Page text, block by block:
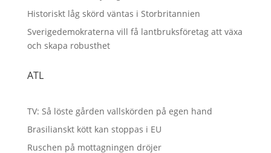
Historiskt låg skörd väntas i Storbritannien
Sverigedemokraterna vill få lantbruksföretag att växa
och skapa robusthet
ATL
TV: Så löste gården vallskörden på egen hand
Brasilianskt kött kan stoppas i EU
Ruschen på mottagningen dröjer